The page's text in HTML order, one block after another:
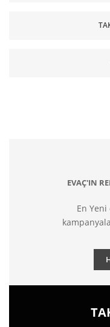
EVAÇ'IN
En